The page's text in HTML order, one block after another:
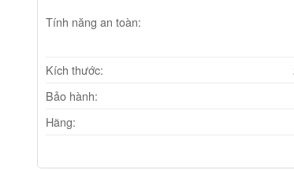
Tính năng an toàn:
Kích thước:
Bảo hành:
Hãng: